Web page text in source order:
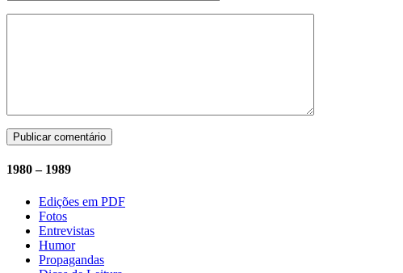
1980 – 1989
Edições em PDF
Fotos
Entrevistas
Humor
Propagandas